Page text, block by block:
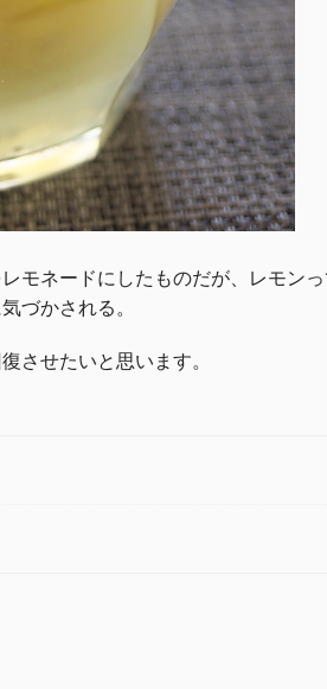
モネードにしたものだが、レモン
づかされる。
させたいと思います。